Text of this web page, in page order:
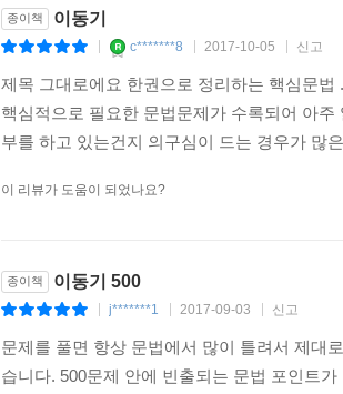
종이책 이동기
c*******8 2017-10-05 신고
제목 그대로에요 한권으로 정리하는 핵심문
핵심적으로 필요한 문법문제가 수록되어 아
부를 하고 있는건지 의구심이 드는 경우가 많
이 리뷰가 도움이 되었나요?
종이책 이동기 500
j*******1 2017-09-03 신고
문제를 풀면 항상 문법에서 많이 틀려서 제대
습니다. 500문제 안에 빈출되는 문법 포인트